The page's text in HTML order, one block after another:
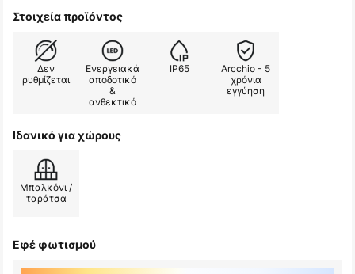
Στοιχεία προϊόντος
Δεν
ρυθμίζεται
Ενεργειακά
αποδοτικό
&
ανθεκτικό
IP65
Arcchio - 5
χρόνια
εγγύηση
Ιδανικό για χώρους
Μπαλκόνι /
ταράτσα
Εφέ φωτισμού